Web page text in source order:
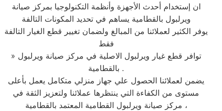
ان إستخدام أحدث الأجهزة وأنظمة التكنولوجيا بمركز صيانة
ويرلبول بالقطامية يساهم في تحديد المكونات التالفة
يوفر الكثير لعملائنا من المبالغ ولضمان تغيير قطع الغيار التالفة
فقط
» توافر قطع غيار ويرلبول الاصلية في مركز صيانة ويرلبول
بالقطامية .
يضمن لعملائنا الحصول علي جهاز منزلي متكامل يعمل بأعلى
مستوى من الكفاءة التي ينتظرها عملائنا ولتعزيز الثقة في
مركز صيانة ويرلبول القطامية المعتمد بالقطامية ،